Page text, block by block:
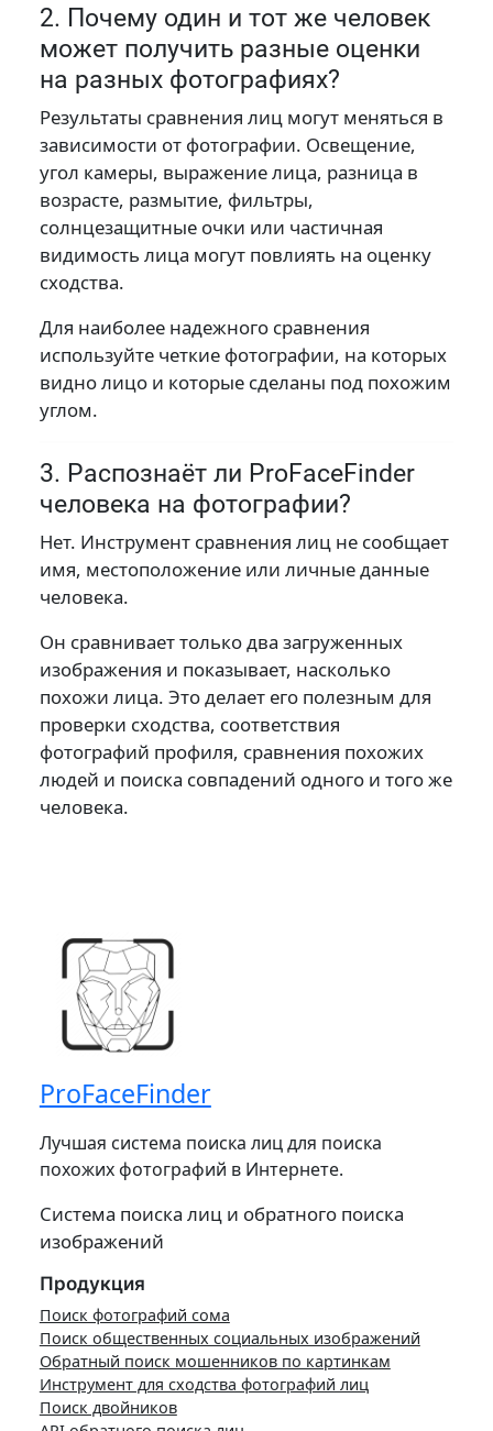
2. Почему один и тот же человек
может получить разные оценки
на разных фотографиях?
Результаты сравнения лиц могут меняться в
зависимости от фотографии. Освещение,
угол камеры, выражение лица, разница в
возрасте, размытие, фильтры,
солнцезащитные очки или частичная
видимость лица могут повлиять на оценку
сходства.
Для наиболее надежного сравнения
используйте четкие фотографии, на которых
видно лицо и которые сделаны под похожим
углом.
3. Распознаёт ли ProFaceFinder
человека на фотографии?
Нет. Инструмент сравнения лиц не сообщает
имя, местоположение или личные данные
человека.
Он сравнивает только два загруженных
изображения и показывает, насколько
похожи лица. Это делает его полезным для
проверки сходства, соответствия
фотографий профиля, сравнения похожих
людей и поиска совпадений одного и того же
человека.
ProFaceFinder
Лучшая система поиска лиц для поиска
похожих фотографий в Интернете.
Система поиска лиц и обратного поиска
изображений
Продукция
Поиск фотографий сома
Поиск общественных социальных изображений
Обратный поиск мошенников по картинкам
Инструмент для сходства фотографий лиц
Поиск двойников